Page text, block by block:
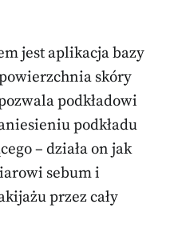
jest aplikacja bazy
skóry
podkładowi
podkładu
– działa on jak
sebum i
przez cały